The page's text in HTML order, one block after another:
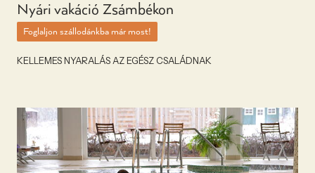
Nyári vakáció Zsámbékon
Foglaljon szállodánkba már most!
KELLEMES NYARALÁS AZ EGÉSZ CSALÁDNAK